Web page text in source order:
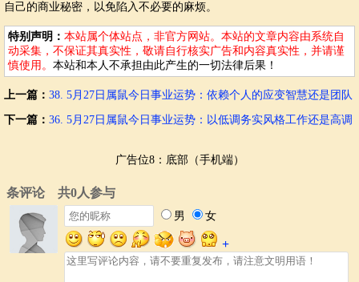
自己的商业秘密，以免陷入不必要的麻烦。
特别声明： 本站属个体站点，非官方网站。本站的文章内容由系统自
动采集，不保证其真实性，敬请自行核实广告和内容真实性，并请谨
慎使用。 本站和本人不承担由此产生的一切法律后果！
上一篇： 38. 5月27日属鼠今日事业运势：依赖个人的应变智慧还是团队
下一篇： 36. 5月27日属鼠今日事业运势：以低调务实风格工作还是高调
广告位8：底部（手机端）